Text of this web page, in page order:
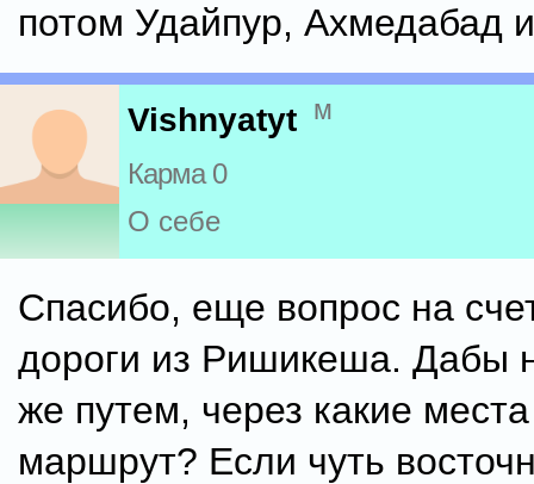
потом Удайпур, Ахмедабад
Vishnyatyt м
Карма 0
О себе
Спасибо, еще вопрос на
дороги из Ришикеша. Дабы
же путем, через какие
маршрут? Если чуть